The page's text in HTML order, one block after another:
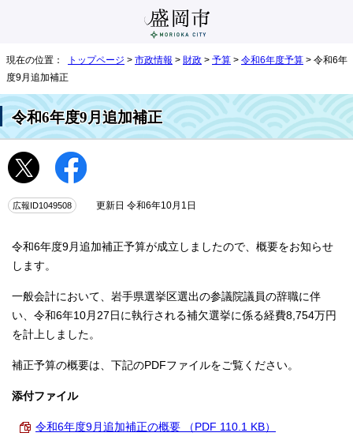
現在の位置： トップページ > 市政情報 > 財政 > 予算 > 令和6年度予算 > 令和6年
度9月追加補正
令和6年度9月追加補正
広報ID1049508 更新日 令和6年10月1日
令和6年度9月追加補正予算が成立しましたので、概要をお知らせ
します。
一般会計において、岩手県選挙区選出の参議院議員の辞職に伴
い、令和6年10月27日に執行される補欠選挙に係る経費8,754万円
を計上しました。
補正予算の概要は、下記のPDFファイルをご覧ください。
添付ファイル
令和6年度9月追加補正の概要 （PDF 110.1 KB）